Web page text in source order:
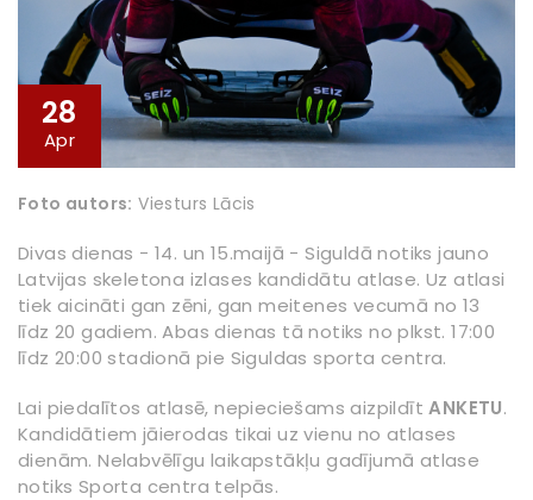
28
Apr
Foto autors: Viesturs Lācis
Divas dienas - 14. un 15.maijā - Siguldā notiks jauno
Latvijas skeletona izlases kandidātu atlase. Uz atlasi
tiek aicināti gan zēni, gan meitenes vecumā no 13
līdz 20 gadiem. Abas dienas tā notiks no plkst. 17:00
līdz 20:00 stadionā pie Siguldas sporta centra.
Lai piedalītos atlasē, nepieciešams aizpildītANKETU.
Kandidātiem jāierodas tikai uz vienu no atlases
dienām. Nelabvēlīgu laikapstākļu gadījumā atlase
notiks Sporta centra telpās.